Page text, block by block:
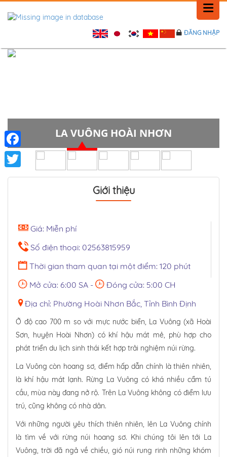
LIÊN HỆ
ĐĂNG NHẬP
LA VUÔNG HOÀI NHƠN
Giới thiệu
Giá: Miễn phí
Số điện thoại: 02563815959
Thời gian tham quan tại một điểm: 120 phút
Mở cửa: 6:00 SA -
Đóng cửa: 5:00 CH
Địa chỉ: Phường Hoài Nhơn Bắc, Tỉnh Bình Định
Ở độ cao 700 m so với mực nước biển, La Vuông (xã Hoài
Sơn, huyện Hoài Nhơn) có khí hậu mát mẻ, phù hợp cho
phát triển du lịch sinh thái kết hợp trải nghiệm núi rừng.
La Vuông còn hoang sơ, điểm hấp dẫn chính là thiên nhiên,
là khí hậu mát lạnh. Rừng La Vuông có khá nhiều cẩm tú
cầu, mùa này đang nở rộ. Trên La Vuông không có điểm lưu
trú, cũng không có nhà dân.
Với những người yêu thích thiên nhiên, lên La Vuông chính
là tìm về với rừng núi hoang sơ. Khi chúng tôi lên tới La
Vuông, trời đã ngả về chiều, gió núi rung rinh những khóm
Facebook
Twitter